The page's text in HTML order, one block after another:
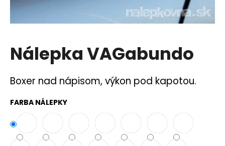
Nálepka VAGabundo
Boxer nad nápisom, výkon pod kapotou.
FARBA NÁLEPKY
á
j
ť
?
HĽADAŤ